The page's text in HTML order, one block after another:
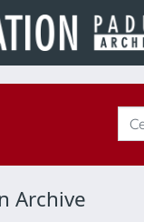
Archive